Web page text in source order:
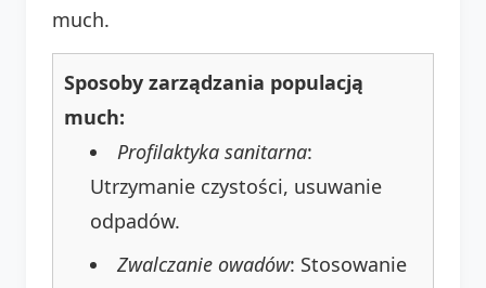
much.
Sposoby zarządzania populacją
much:
Profilaktyka sanitarna:
Utrzymanie czystości, usuwanie
odpadów.
Zwalczanie owadów: Stosowanie